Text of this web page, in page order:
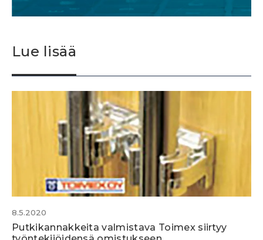
Lue lisää
8.5.2020
Putkikannakkeita valmistava Toimex siirtyy